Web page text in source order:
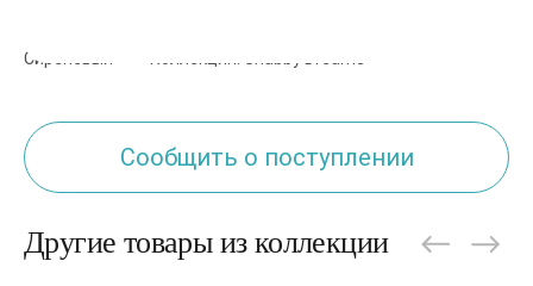
Сиреневый
Сообщить о поступлении
Другие товары из коллекции